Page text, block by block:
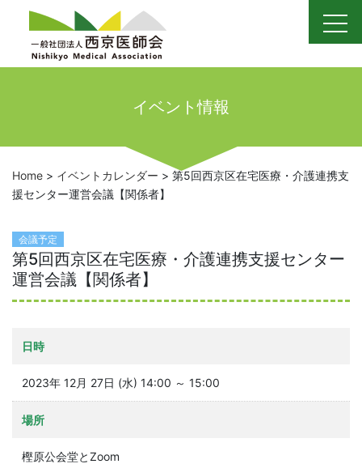
content
イベント情報
Home > イベントカレンダー > 第5回西京区在宅医療・介護連携支
援センター運営会議【関係者】
会議予定
第5回西京区在宅医療・介護連携支援センター
運営会議【関係者】
日時
2023年 12月 27日 (水) 14:00 ～ 15:00
場所
樫原公会堂とZoom